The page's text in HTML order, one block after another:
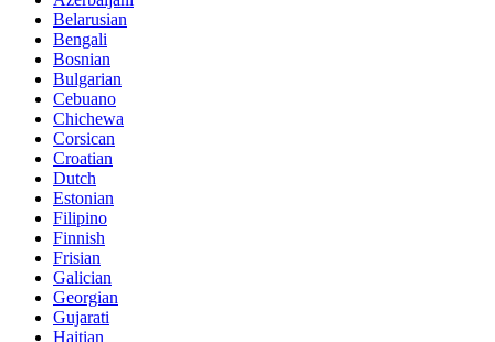
Belarusian
Bengali
Bosnian
Bulgarian
Cebuano
Chichewa
Corsican
Croatian
Dutch
Estonian
Filipino
Finnish
Frisian
Galician
Georgian
Gujarati
Haitian